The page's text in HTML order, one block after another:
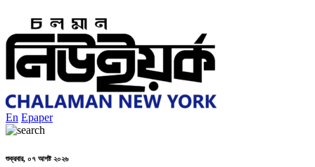
En Epaper
শুক্রবার, ০৭ আগষ্ট ২০২৬